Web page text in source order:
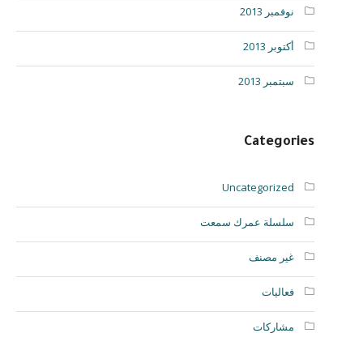
نوفمبر 2013
أكتوبر 2013
سبتمبر 2013
Categories
Uncategorized
سلسلة عمرك سمعت
غير مصنف
فعاليات
مشاركات